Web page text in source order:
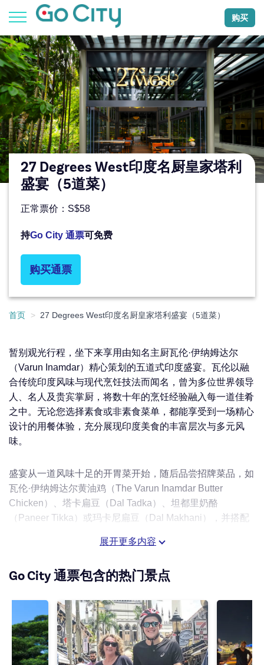
购买
27 Degrees West印度名厨皇家塔利
盛宴（5道菜）
正常票价：S$58
持Go City 通票可免费
购买通票
首页 27 Degrees West印度名厨皇家塔利盛宴（5道菜）
暂别观光行程，坐下来享用由知名主厨瓦伦·伊纳姆达尔
（Varun Inamdar）精心策划的五道式印度盛宴。瓦伦以融
合传统印度风味与现代烹饪技法而闻名，曾为多位世界领导
人、名人及贵宾掌厨，将数十年的烹饪经验融入每一道佳肴
之中。无论您选择素食或非素食菜单，都能享受到一场精心
设计的用餐体验，充分展现印度美食的丰富层次与多元风
味。
盛宴从一道风味十足的开胃菜开始，随后品尝招牌菜品，如
瓦伦·伊纳姆达尔黄油鸡（The Varun Inamdar Butter
Chicken）、塔卡扁豆（Dal Tadka）、坦都里奶酪
（Paneer Tikka）或玛卡尼扁豆（Dal Makhani），并搭配
创新演绎的经典印度甜点为这场美食之旅画上完美句号。这
道佳肴。
展开更多内容
Go City 通票包含的热门景点